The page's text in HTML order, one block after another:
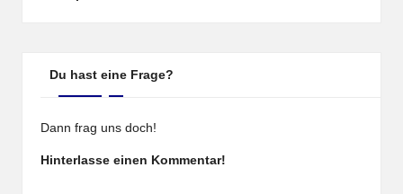
Du hast eine Frage?
Dann frag uns doch!
Hinterlasse einen Kommentar!